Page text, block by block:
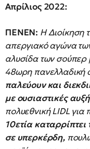
Απρίλιος 2022:
ΠΕΝΕΝ: Η Διοίκηση
απεργιακό αγώνα
αλυσίδα των σούπερ
48ωρη πανελλαδική
παλεύουν και
με ουσιαστικές
πολυεθνική LIDL
10ετία
σε υπερκέρδη,